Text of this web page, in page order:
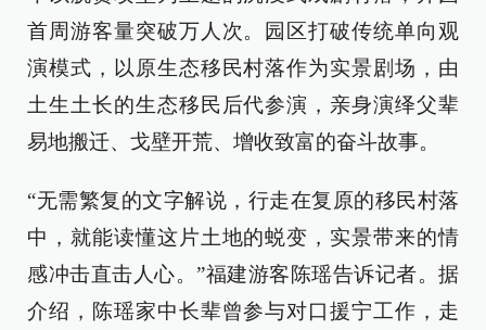
首周游客量突破万人次。园区打破传统单向观
演模式，以原生态移民村落作为实景剧场，由
土生土长的生态移民后代参演，亲身演绎父辈
易地搬迁、戈壁开荒、增收致富的奋斗故事。
“无需繁复的文字解说，行走在复原的移民村落
中，就能读懂这片土地的蜕变，实景带来的情
感冲击直击人心。”福建游客陈瑶告诉记者。据
介绍，陈瑶家中长辈曾参与对口援宁工作，走